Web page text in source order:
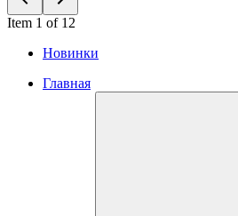
Item 1 of 12
Новинки
Главная